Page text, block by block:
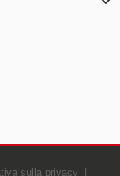
sulla privacy